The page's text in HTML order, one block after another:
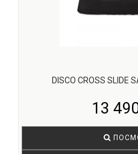
DISCO CROSS SLIDE
13